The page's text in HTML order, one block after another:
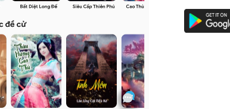
Nguyên Lai Ta Là Tu Tiên Đại Lão
Mộc Hạ Trĩ Thủy
Sư Phụ Ta Mỗi Đến Đại Nạn Mới Đột Phá
Unknow